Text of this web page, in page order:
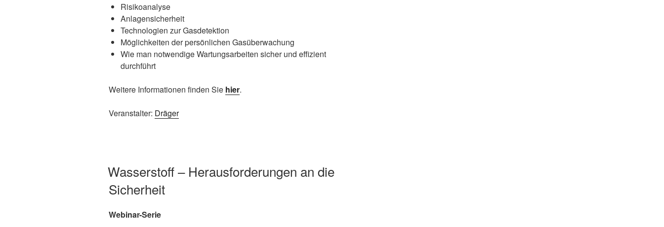
Risikoanalyse
Anlagensicherheit
Technologien zur Gasdetektion
Möglichkeiten der persönlichen Gasüberwachung
Wie man notwendige Wartungsarbeiten sicher und effizient
durchführt
Weitere Informationen finden Sie hier.
Veranstalter: Dräger
Wasserstoff – Herausforderungen an die
Sicherheit
Webinar-Serie